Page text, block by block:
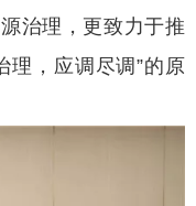
治理，更致力于推
理，应调尽调”的原